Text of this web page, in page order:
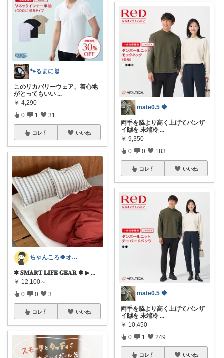
🐾るまに🥇
このリカバリーウェア、着心地
がとってもいい ...
￥ 4,290
0 1 31
コレ いいね
ちゃんころ🍀オリ写/インテリア/キッズ
✽ 𝐒𝐌𝐀𝐑𝐓 𝐋𝐈𝐅𝐄 𝐆𝐄𝐀𝐑 ✽ ▶ ...
￥ 12,100～
0 0 3
コレ いいね
mate0.5 🍓
両手を脇より高く上げてバンザ
イ🙌を 末端冷 ...
￥ 9,350
0 0 183
コレ いいね
mate0.5 🍓
両手を脇より高く上げてバンザ
イ🙌を 末端冷 ...
￥ 10,450
0 1 249
コレ いいね